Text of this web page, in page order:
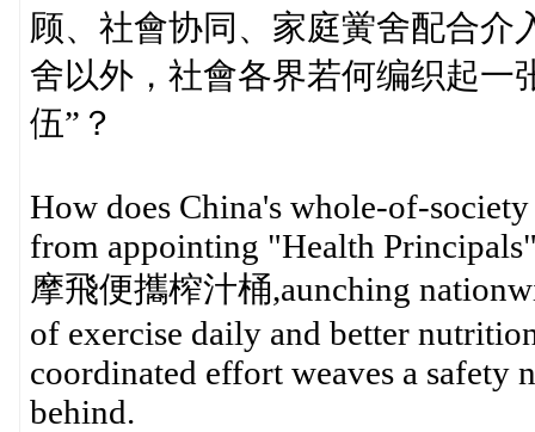
顾、社會协同、家庭黉舍配合介
舍以外，社會各界若何编织起一
伍”？
How does China's whole-of-
from appointing "Health
摩飛便攜榨汁桶,aunching
of exercise daily and better
coordinated effort weaves a safety
behind.